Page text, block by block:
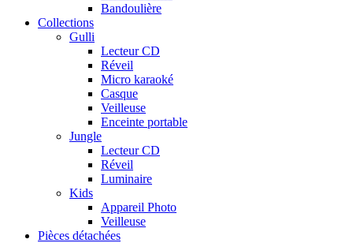
Bandoulière
Collections
Gulli
Lecteur CD
Réveil
Micro karaoké
Casque
Veilleuse
Enceinte portable
Jungle
Lecteur CD
Réveil
Luminaire
Kids
Appareil Photo
Veilleuse
Pièces détachées